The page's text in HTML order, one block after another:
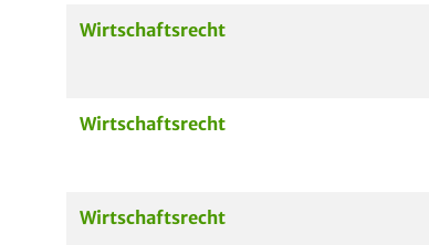
Wirtschaftsrecht
Wirtschaftsrecht
Wirtschaftsrecht